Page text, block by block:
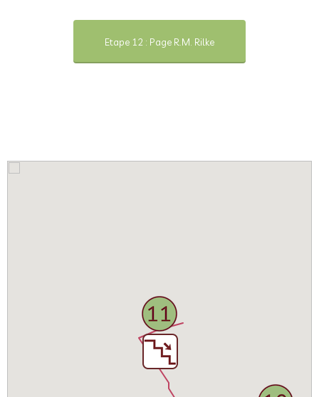
Etape 12 : Page R.M. Rilke